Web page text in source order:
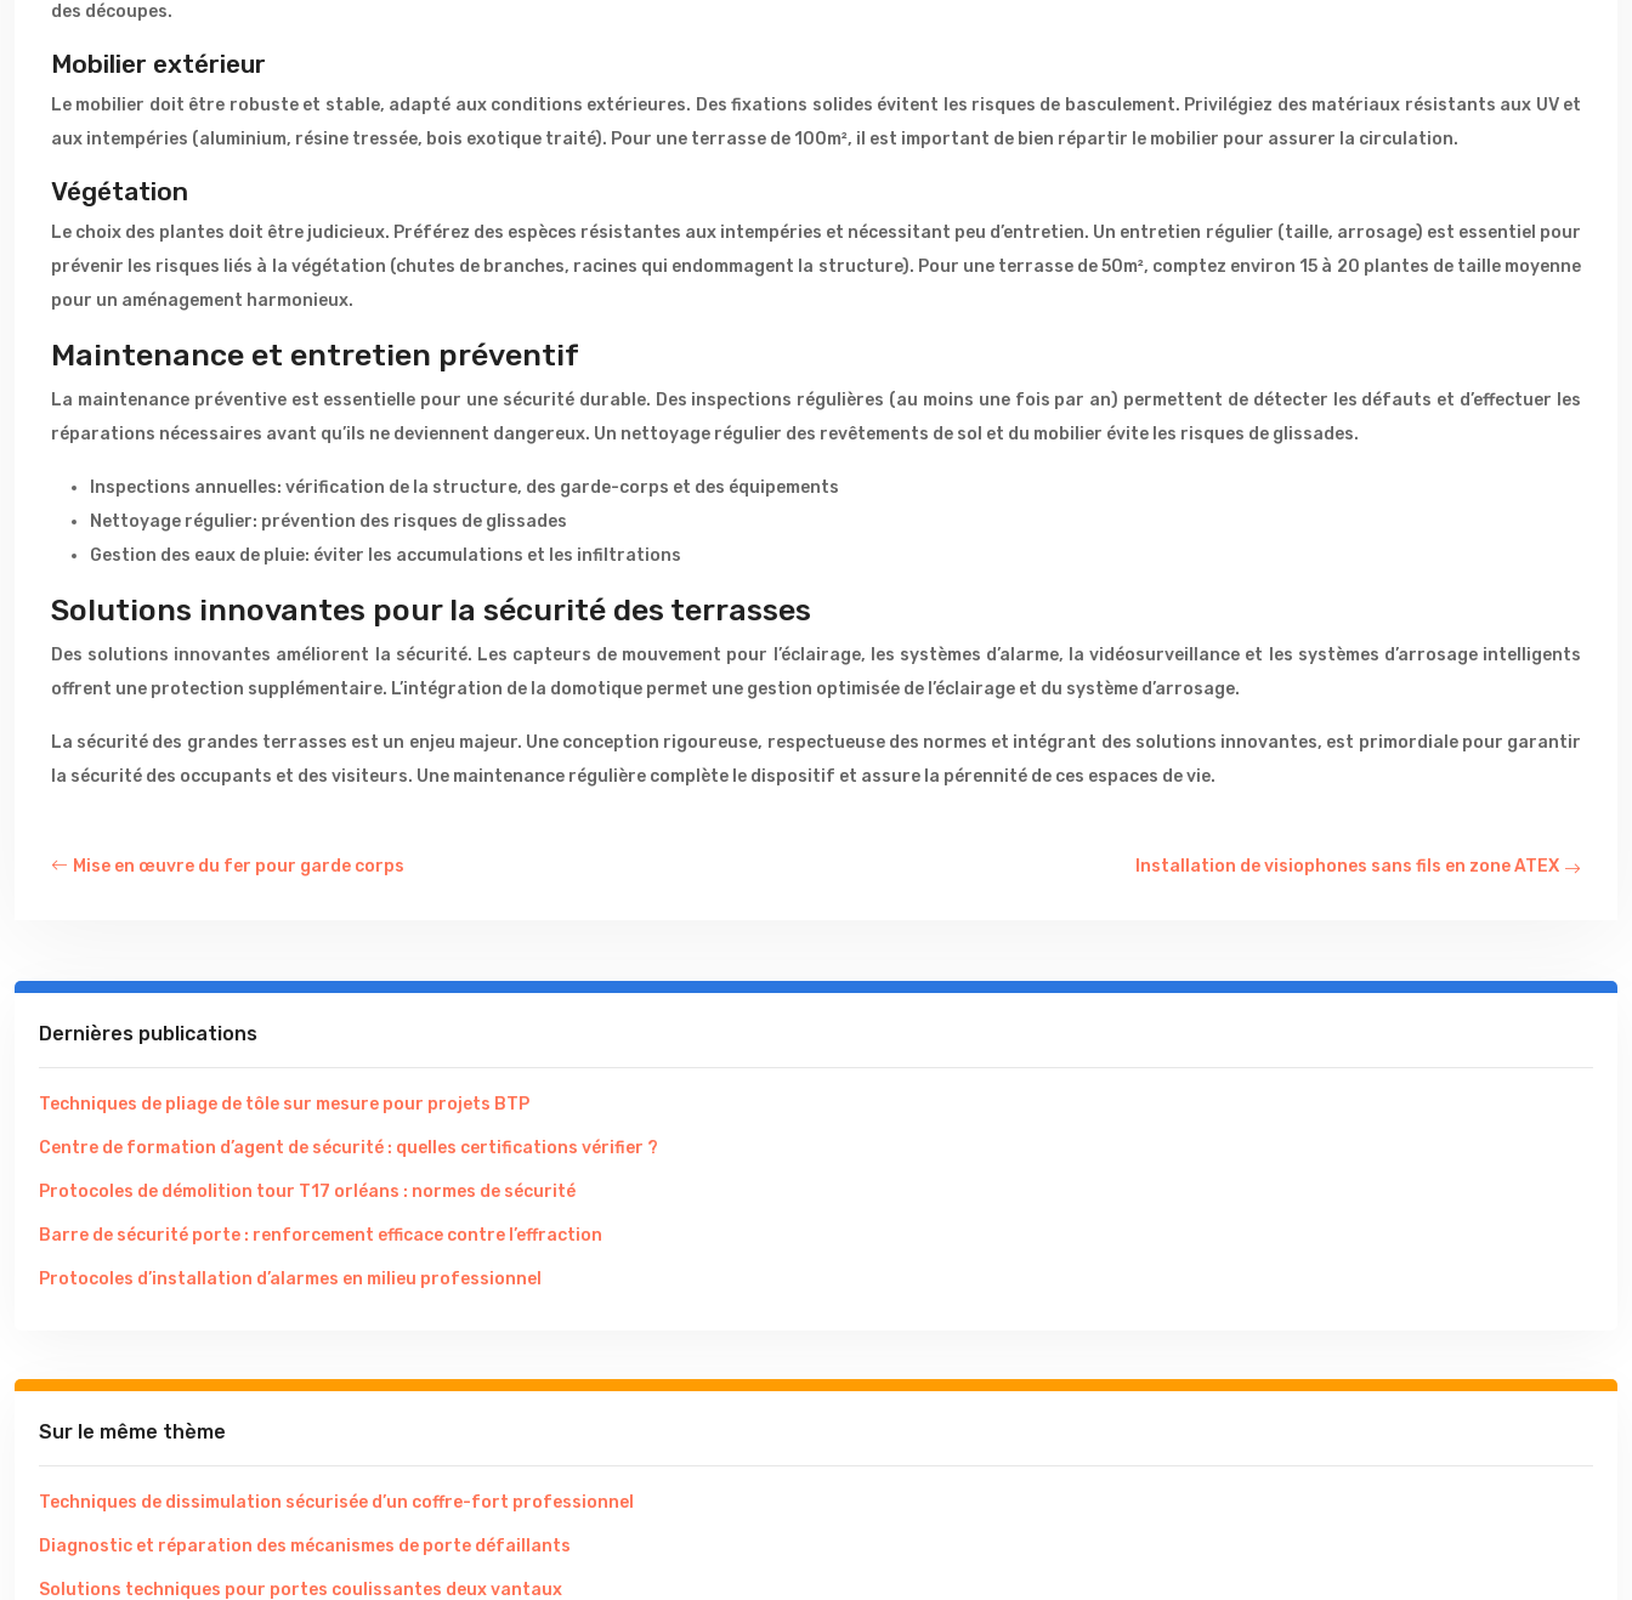
des découpes.
Mobilier extérieur
Le mobilier doit être robuste et stable, adapté aux conditions extérieures. Des fixations solides évitent les risques de basculement. Privilégiez des matériaux résistants aux UV et
aux intempéries (aluminium, résine tressée, bois exotique traité). Pour une terrasse de 100m², il est important de bien répartir le mobilier pour assurer la circulation.
Végétation
Le choix des plantes doit être judicieux. Préférez des espèces résistantes aux intempéries et nécessitant peu d’entretien. Un entretien régulier (taille, arrosage) est essentiel pour
prévenir les risques liés à la végétation (chutes de branches, racines qui endommagent la structure). Pour une terrasse de 50m², comptez environ 15 à 20 plantes de taille moyenne
pour un aménagement harmonieux.
Maintenance et entretien préventif
La maintenance préventive est essentielle pour une sécurité durable. Des inspections régulières (au moins une fois par an) permettent de détecter les défauts et d’effectuer les
réparations nécessaires avant qu’ils ne deviennent dangereux. Un nettoyage régulier des revêtements de sol et du mobilier évite les risques de glissades.
Inspections annuelles: vérification de la structure, des garde-corps et des équipements
Nettoyage régulier: prévention des risques de glissades
Gestion des eaux de pluie: éviter les accumulations et les infiltrations
Solutions innovantes pour la sécurité des terrasses
Des solutions innovantes améliorent la sécurité. Les capteurs de mouvement pour l’éclairage, les systèmes d’alarme, la vidéosurveillance et les systèmes d’arrosage intelligents
offrent une protection supplémentaire. L’intégration de la domotique permet une gestion optimisée de l’éclairage et du système d’arrosage.
La sécurité des grandes terrasses est un enjeu majeur. Une conception rigoureuse, respectueuse des normes et intégrant des solutions innovantes, est primordiale pour garantir
la sécurité des occupants et des visiteurs. Une maintenance régulière complète le dispositif et assure la pérennité de ces espaces de vie.
Mise en œuvre du fer pour garde corps Installation de visiophones sans fils en zone ATEX
Dernières publications
Techniques de pliage de tôle sur mesure pour projets BTP
Centre de formation d’agent de sécurité : quelles certifications vérifier ?
Protocoles de démolition tour T17 orléans : normes de sécurité
Barre de sécurité porte : renforcement efficace contre l’effraction
Protocoles d’installation d’alarmes en milieu professionnel
Sur le même thème
Techniques de dissimulation sécurisée d’un coffre-fort professionnel
Diagnostic et réparation des mécanismes de porte défaillants
Solutions techniques pour portes coulissantes deux vantaux